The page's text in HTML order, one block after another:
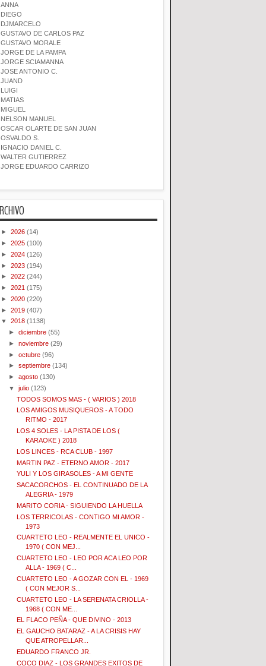
ANNA
DIEGO
DJMARCELO
GUSTAVO DE CARLOS PAZ
GUSTAVO MORALE
JORGE DE LA PAMPA
JORGE SCIAMANNA
JOSE ANTONIO C.
JUAND
LUIGI
MATIAS
MIGUEL
NELSON MANUEL
OSCAR OLARTE DE SAN JUAN
OSVALDO S.
IGNACIO DANIEL C.
WALTER GUTIERREZ
JORGE EDUARDO CARRIZO
► 2026 (14)
► 2025 (100)
► 2024 (126)
► 2023 (194)
► 2022 (244)
► 2021 (175)
► 2020 (220)
► 2019 (407)
▼ 2018 (1138)
►diciembre (55)
►noviembre (29)
►octubre (96)
►septiembre (134)
►agosto (130)
▼julio (123)
TODOS SOMOS MAS - ( VARIOS ) 2018
LOS AMIGOS MUSIQUEROS - A TODO
RITMO - 2017
LOS 4 SOLES - LA PISTA DE LOS (
KARAOKE ) 2018
LOS LINCES - RCA CLUB - 1997
MARTIN PAZ - ETERNO AMOR - 2017
YULI Y LOS GIRASOLES - A MI GENTE
SACACORCHOS - EL CONTINUADO DE LA
ALEGRIA - 1979
MARITO CORIA - SIGUIENDO LA HUELLA
LOS TERRICOLAS - CONTIGO MI AMOR -
1973
CUARTETO LEO - REALMENTE EL UNICO -
1970 ( CON MEJ...
CUARTETO LEO - LEO POR ACA LEO POR
ALLA - 1969 ( C...
CUARTETO LEO - A GOZAR CON EL - 1969
( CON MEJOR S...
CUARTETO LEO - LA SERENATA CRIOLLA -
1968 ( CON ME...
EL FLACO PEÑA - QUE DIVINO - 2013
EL GAUCHO BATARAZ - A LA CRISIS HAY
QUE ATROPELLAR...
EDUARDO FRANCO JR.
COCO DIAZ - LOS GRANDES EXITOS DE